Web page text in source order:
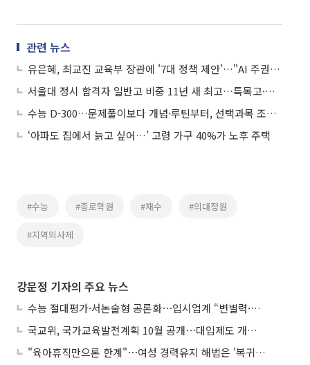
관련 뉴스
유은혜, 최교진 교육부 장관에 '7대 정책 제안'…"AI 주권·수능 자격고사화" 촉구
서울대 정시 합격자 일반고 비중 11년 새 최고…특목고·N수생 감소
수능 D-300…문제풀이보다 개념·루틴부터, 선택과목 조기 확정 ‘관건’
‘아파도 집에서 늙고 싶어…’ 고령 가구 40%가 노후 주택
#수능 #종로학원 #재수 #의대정원
#지역의사제
강문정 기자의 주요 뉴스
수능 절대평가·서논술형 공론화⋯입시업계 “변별력·사교육 대책 먼저”
국교위, 국가교육발전계획 10월 공개⋯대입제도 개편 공론화 추진
"육아휴직만으론 한계"⋯여성 경력유지 해법은 '복귀 후 유연근무’